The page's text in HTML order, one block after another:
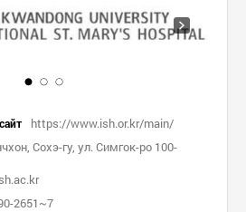
https://www.ish.or.kr/main/
Сохэ-гу, ул. Симгок-ро 100-
2651~7